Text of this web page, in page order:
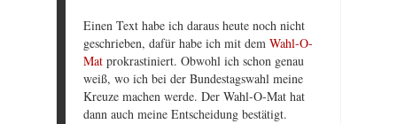
Einen Text habe ich daraus heute noch nicht
geschrieben, dafür habe ich mit dem Wahl-O-
Mat prokrastiniert. Obwohl ich schon genau
weiß, wo ich bei der Bundestagswahl meine
Kreuze machen werde. Der Wahl-O-Mat hat
dann auch meine Entscheidung bestätigt.